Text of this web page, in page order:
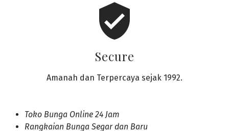
verified_user
Secure
Amanah dan Terpercaya sejak 1992.
Toko Bunga Online 24 Jam
Rangkaian Bunga Segar dan Baru